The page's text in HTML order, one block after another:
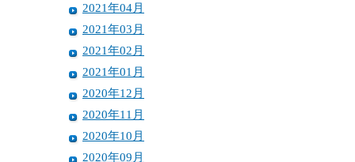
2021年04月
2021年03月
2021年02月
2021年01月
2020年12月
2020年11月
2020年10月
2020年09月